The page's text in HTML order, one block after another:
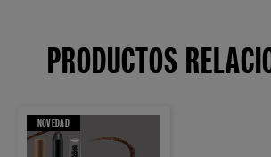
PRODUCTOS
NOVEDAD